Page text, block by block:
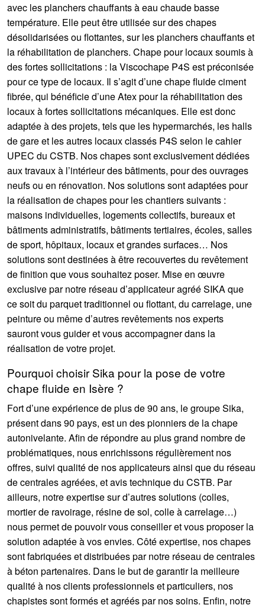
avec les planchers chauffants à eau chaude basse
température. Elle peut être utilisée sur des chapes
désolidarisées ou flottantes, sur les planchers chauffants et
la réhabilitation de planchers. Chape pour locaux soumis à
des fortes sollicitations : la Viscochape P4S est préconisée
pour ce type de locaux. Il s’agit d’une chape fluide ciment
fibrée, qui bénéficie d’une Atex pour la réhabilitation des
locaux à fortes sollicitations mécaniques. Elle est donc
adaptée à des projets, tels que les hypermarchés, les halls
de gare et les autres locaux classés P4S selon le cahier
UPEC du CSTB. Nos chapes sont exclusivement dédiées
aux travaux à l’intérieur des bâtiments, pour des ouvrages
neufs ou en rénovation. Nos solutions sont adaptées pour
la réalisation de chapes pour les chantiers suivants :
maisons individuelles, logements collectifs, bureaux et
bâtiments administratifs, bâtiments tertiaires, écoles, salles
de sport, hôpitaux, locaux et grandes surfaces… Nos
solutions sont destinées à être recouvertes du revêtement
de finition que vous souhaitez poser. Mise en œuvre
exclusive par notre réseau d’applicateur agréé SIKA que
ce soit du parquet traditionnel ou flottant, du carrelage, une
peinture ou même d’autres revêtements nos experts
sauront vous guider et vous accompagner dans la
réalisation de votre projet.
Pourquoi choisir Sika pour la pose de votre
chape fluide en Isère ?
Fort d’une expérience de plus de 90 ans, le groupe Sika,
présent dans 90 pays, est un des pionniers de la chape
autonivelante. Afin de répondre au plus grand nombre de
problématiques, nous enrichissons régulièrement nos
offres, suivi qualité de nos applicateurs ainsi que du réseau
de centrales agréées, et avis technique du CSTB. Par
ailleurs, notre expertise sur d’autres solutions (colles,
mortier de ravoirage, résine de sol, colle à carrelage…)
nous permet de pouvoir vous conseiller et vous proposer la
solution adaptée à vos envies. Côté expertise, nos chapes
sont fabriquées et distribuées par notre réseau de centrales
à béton partenaires. Dans le but de garantir la meilleure
qualité à nos clients professionnels et particuliers, nos
chapistes sont formés et agréés par nos soins. Enfin, notre